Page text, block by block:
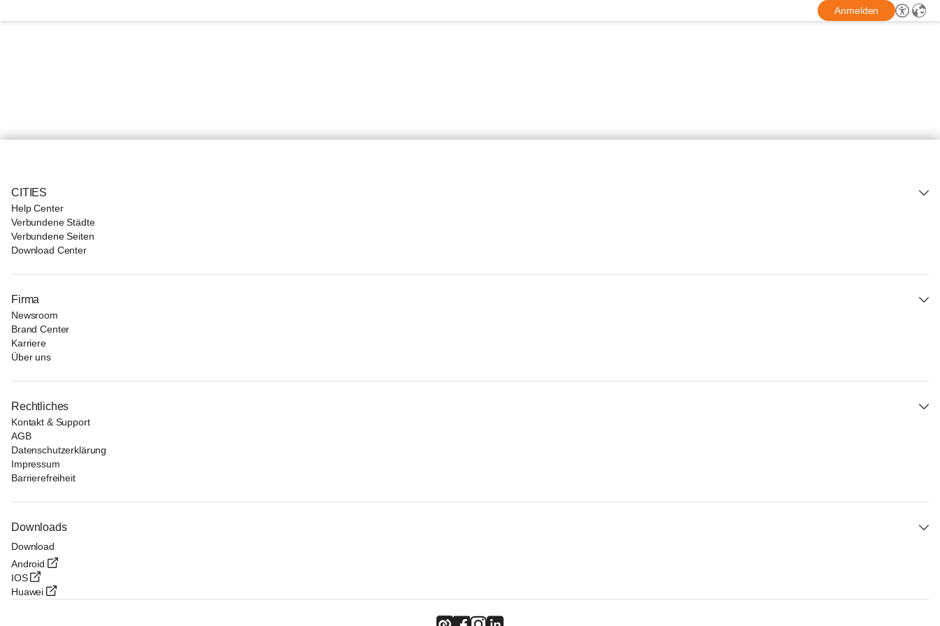
Anmelden
CITIES
Help Center
Verbundene Städte
Verbundene Seiten
Download Center
Firma
Newsroom
Brand Center
Karriere
Über uns
Rechtliches
Kontakt & Support
AGB
Datenschutzerklärung
Impressum
Barrierefreiheit
Downloads
Download
Android
IOS
Huawei